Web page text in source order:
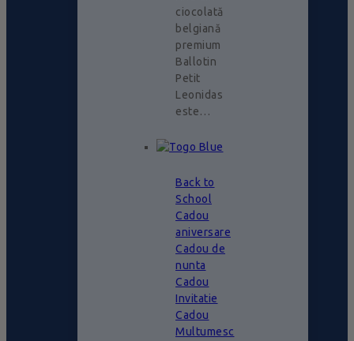
ciocolată
belgiană
premium
Ballotin
Petit
Leonidas
este…
Back to
School
Cadou
aniversare
Cadou de
nunta
Cadou
Invitatie
Cadou
Multumesc